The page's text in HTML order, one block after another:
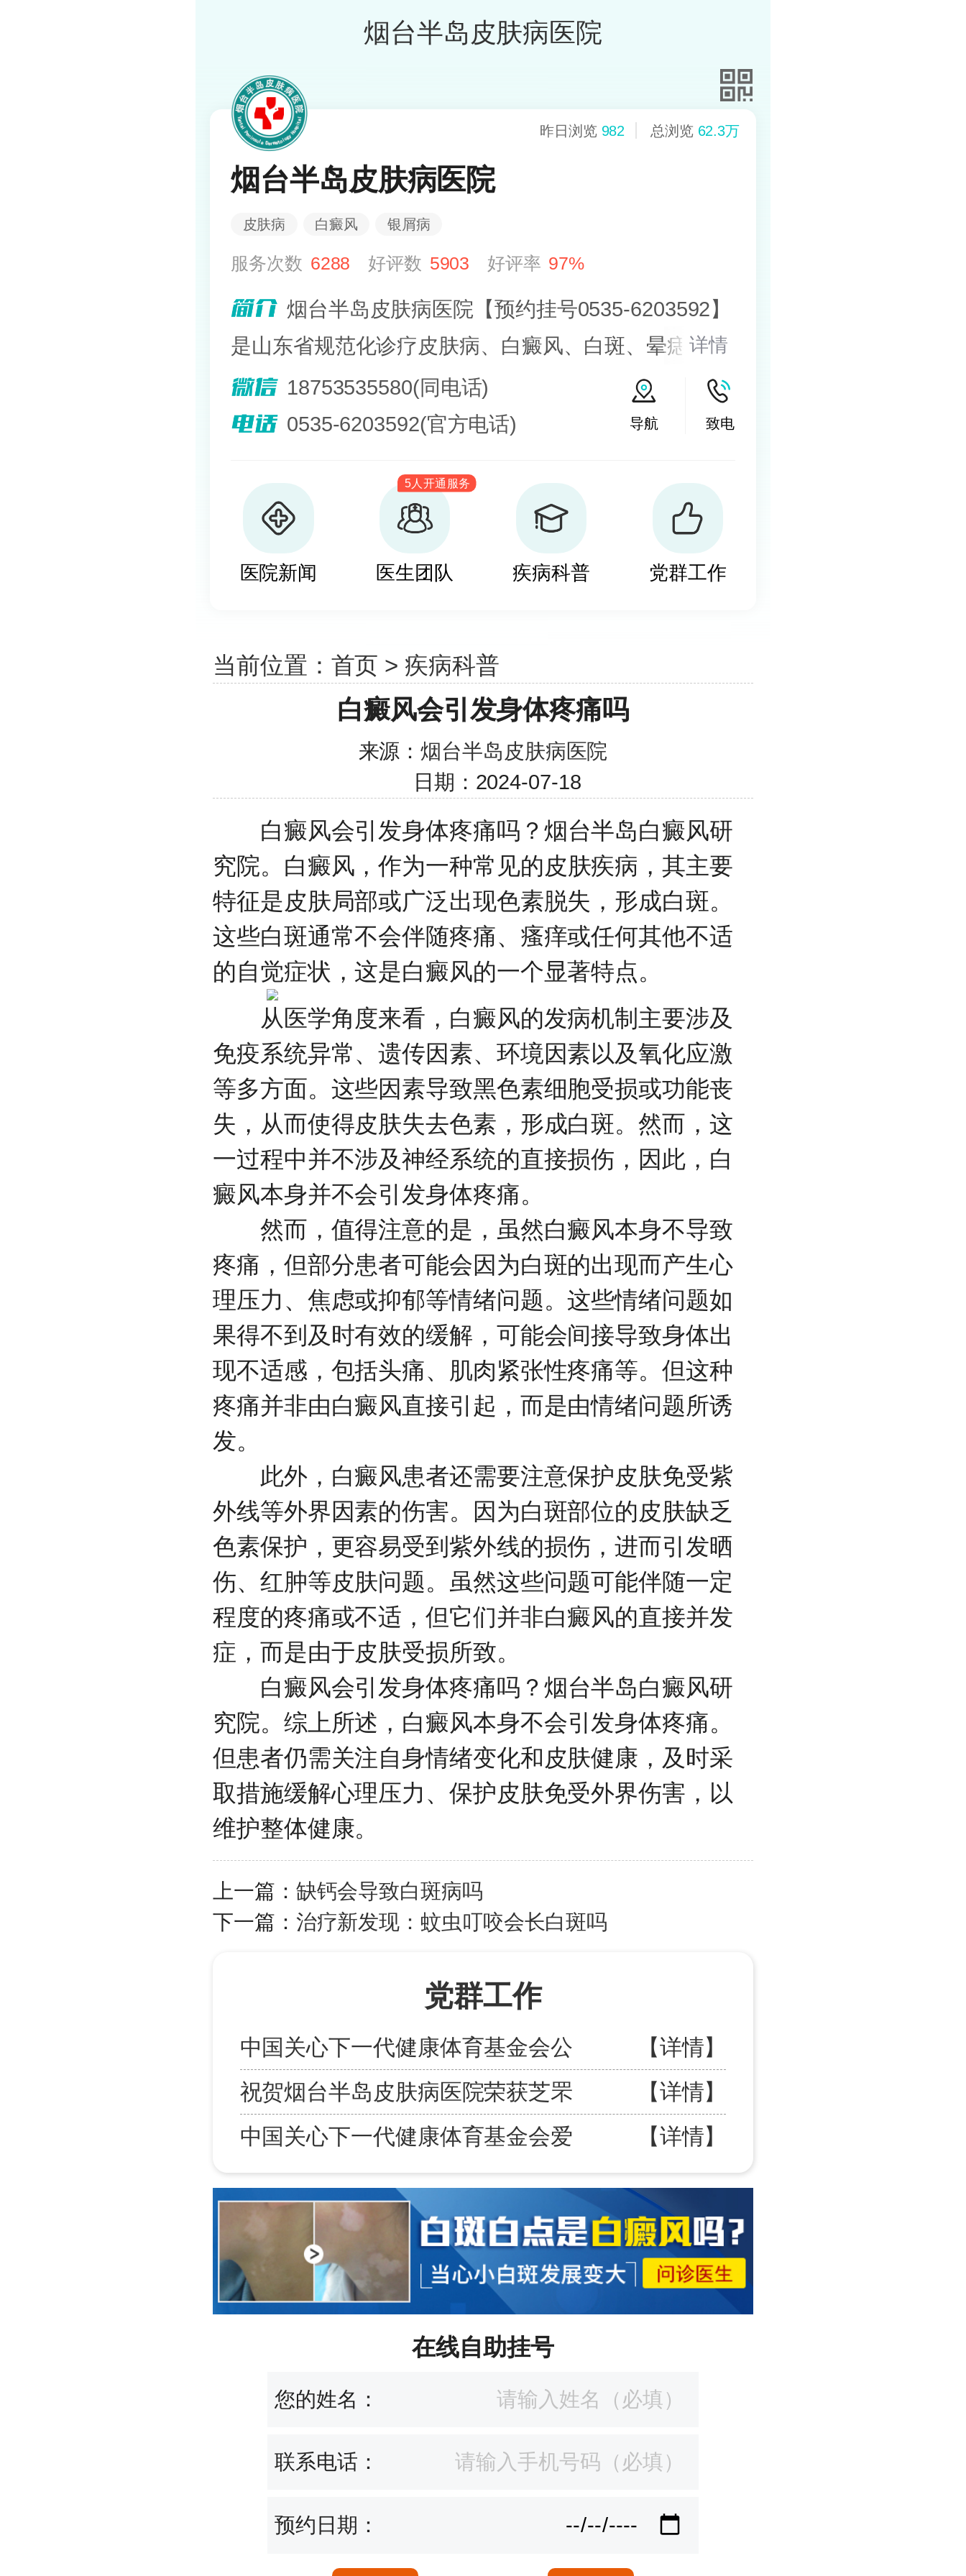
烟台半岛皮肤病医院
昨日浏览 982 总浏览 62.3万
烟台半岛皮肤病医院
皮肤病 白癜风 银屑病
服务次数 6288 好评数 5903 好评率 97%
烟台半岛皮肤病医院【预约挂号0535-6203592】
是山东省规范化诊疗皮肤病、白癜风、白斑、晕痣的医
院。熟悉皮肤病科常见病、多发病、疑难病的诊治，尤
其擅长光化学疗法、窄波紫外线、308准分子激光以及
及移植治疗白癜风，包括自体表皮移植、微小皮片移
植、自体培养黑素细胞移植等。
详情
18753535580(同电话)
0535-6203592(官方电话)
导航 致电
医院新闻
5人开通服务
医生团队 疾病科普 党群工作
当前位置： 首页 >疾病科普
白癜风会引发身体疼痛吗
来源：烟台半岛皮肤病医院
日期：2024-07-18
白癜风会引发身体疼痛吗？ 烟台半岛白癜风研
究院。白癜风，作为一种常见的皮肤疾病，其主要
特征是皮肤局部或广泛出现色素脱失，形成白斑。
这些白斑通常不会伴随疼痛、瘙痒或任何其他不适
的自觉症状，这是白癜风的一个显著特点。
从医学角度来看，白癜风的发病机制主要涉及
免疫系统异常、遗传因素、环境因素以及氧化应激
等多方面。这些因素导致黑色素细胞受损或功能丧
失，从而使得皮肤失去色素，形成白斑。然而，这
一过程中并不涉及神经系统的直接损伤，因此，白
癜风本身并不会引发身体疼痛。
然而，值得注意的是，虽然白癜风本身不导致
疼痛，但部分患者可能会因为白斑的出现而产生心
理压力、焦虑或抑郁等情绪问题。这些情绪问题如
果得不到及时有效的缓解，可能会间接导致身体出
现不适感，包括头痛、肌肉紧张性疼痛等。但这种
疼痛并非由白癜风直接引起，而是由情绪问题所诱
发。
此外，白癜风患者还需要注意保护皮肤免受紫
外线等外界因素的伤害。因为白斑部位的皮肤缺乏
色素保护，更容易受到紫外线的损伤，进而引发晒
伤、红肿等皮肤问题。虽然这些问题可能伴随一定
程度的疼痛或不适，但它们并非白癜风的直接并发
症，而是由于皮肤受损所致。
白癜风会引发身体疼痛吗？ 烟台半岛白癜风研
究院。综上所述，白癜风本身不会引发身体疼痛。
但患者仍需关注自身情绪变化和皮肤健康，及时采
取措施缓解心理压力、保护皮肤免受外界伤害，以
维护整体健康。
上一篇： 缺钙会导致白斑病吗
下一篇： 治疗新发现：蚊虫叮咬会长白斑吗
党群工作
中国关心下一代健康体育基金会公
【详情】
祝贺烟台半岛皮肤病医院荣获芝罘
【详情】
中国关心下一代健康体育基金会爱
【详情】
在线自助挂号
您的姓名：
联系电话：
预约日期：